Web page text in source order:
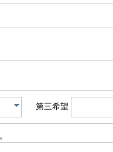
第三希望